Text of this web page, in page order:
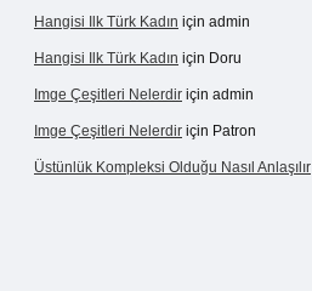
Hangisi Ilk Türk Kadın için admin
Hangisi Ilk Türk Kadın için Doru
Imge Çeşitleri Nelerdir için admin
Imge Çeşitleri Nelerdir için Patron
Üstünlük Kompleksi Olduğu Nasıl Anlaşılır